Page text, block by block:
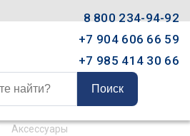
8 800 234-94-92
+7 904 606 66 59
+7 985 414 30 66
Поиск
Аксессуары